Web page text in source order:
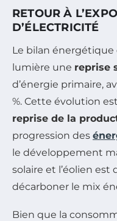
RETOUR À
D’ÉLECTRICITÉ
Le bilan énergétique
lumière une reprise
d’énergie primaire,
%. Cette évolution
reprise de la
progression des
le développement
solaire et l’éolien
décarboner le mix
Bien que la